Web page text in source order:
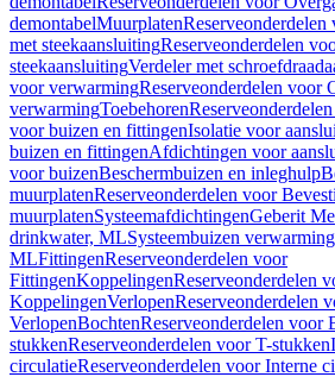
demontabelMuurplaten
met steekaansluitingReserveonderdelen
steekaansluitingVerdeler met
voor verwarmingReserveonderdelen voor
verwarmingToebehoren
voor buizen en fittingenIsolatie voor
buizen en fittingenAfdichtingen voor
voor buizenBeschermbuizen en inleghulp
muurplatenReserveonderdelen voor
muurplatenSysteemafdichtingenGeberit
drinkwater, MLSysteembuizen
MLFittingenReserveonderdelen voor
FittingenKoppelingenReserveonderdelen
KoppelingenVerlopenReserveonderdelen
VerlopenBochtenReserveonderdelen voor
stukkenReserveonderdelen voor T-stukken
circulatieReserveonderdelen voor Interne